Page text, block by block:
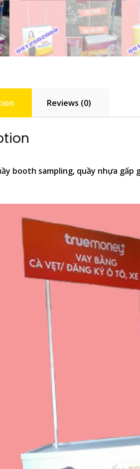
Reviews (0)
booth sampling, quầy nhựa